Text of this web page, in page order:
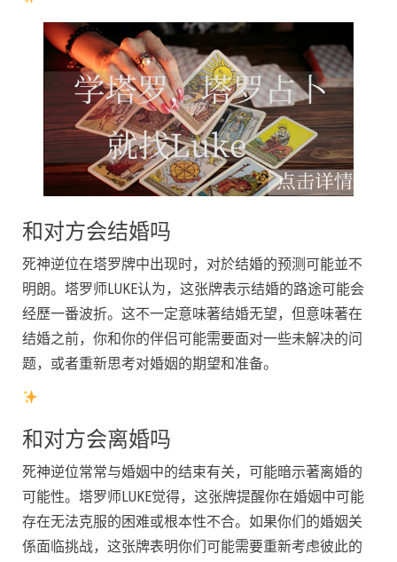
和对方会结婚吗
死神逆位在塔罗牌中出现时，对於结婚的预测可能並不
明朗。塔罗师LUKE认为，这张牌表示结婚的路途可能会
经歷一番波折。这不一定意味著结婚无望，但意味著在
结婚之前，你和你的伴侣可能需要面对一些未解决的问
题，或者重新思考对婚姻的期望和准备。
和对方会离婚吗
死神逆位常常与婚姻中的结束有关，可能暗示著离婚的
可能性。塔罗师LUKE觉得，这张牌提醒你在婚姻中可能
存在无法克服的困难或根本性不合。如果你们的婚姻关
係面临挑战，这张牌表明你们可能需要重新考虑彼此的